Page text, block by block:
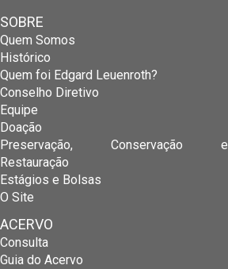
SOBRE
Quem Somos
Histórico
Quem foi Edgard Leuenroth?
Conselho Diretivo
Equipe
Doação
Preservação, Conservação e
Restauração
Estágios e Bolsas
O Site
ACERVO
Consulta
Guia do Acervo